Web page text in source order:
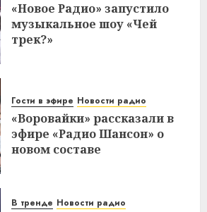
«Новое Радио» запустило
музыкальное шоу «Чей
трек?»
Гости в эфире Новости радио
«Воровайки» рассказали в
эфире «Радио Шансон» о
новом составе
В тренде Новости радио